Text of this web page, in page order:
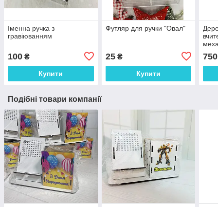
Іменна ручка з
гравіюванням
100 ₴
Купити
Футляр для ручки "Овал"
25₴
Купити
750
Подібні товари компанії